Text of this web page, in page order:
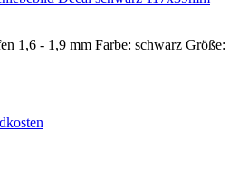
1,6 - 1,9 mm Farbe: schwarz Größe: